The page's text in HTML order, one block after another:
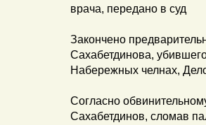
врача, передано в суд
Закончено
Сахабетдинова,
Набережных челнах,
Согласно
Сахабетдинов, сломав